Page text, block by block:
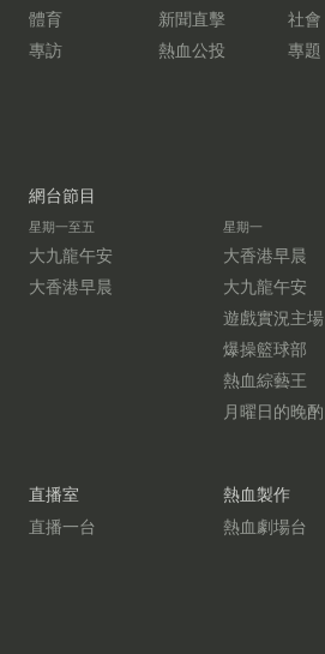
體育
新聞直擊
社會
專訪
熱血公投 專題
網台節目
星期一至五
大九龍午安
大香港早晨
星期一
大香港早晨
大九龍午安
遊戲實況主場
爆操籃球部
熱血綜藝王
月曜日的晚酌
直播室
直播一台
熱血製作
熱血劇場台